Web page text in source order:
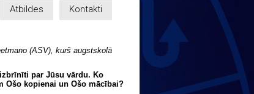
Atbildes Kontakti
(ASV), kurš augstskolā
par Jūsu vārdu. Ko
Ošo kopienai un Ošo mācībai?